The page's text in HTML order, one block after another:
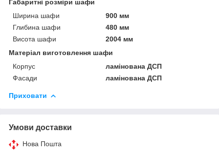
Габаритні розміри шафи
Ширина шафи
900 мм
Глибина шафи
480 мм
Висота шафи
2004 мм
Матеріал виготовлення шафи
Корпус
ламінована ДСП
Фасади
ламінована ДСП
Приховати
Умови доставки
Нова Пошта